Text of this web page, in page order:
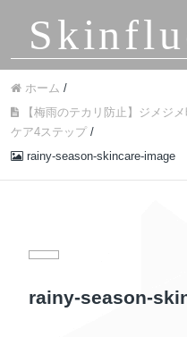
ホーム /
【梅雨のテカリ防止】ジメジ
ケア4ステップ/
rainy-season-skincare-image
rainy-season-